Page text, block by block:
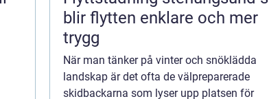
blir flytten enklare och mer
trygg
När man tänker på vinter och snöklädda
landskap är det ofta de välpreparerade
skidbackarna som lyser upp platsen för